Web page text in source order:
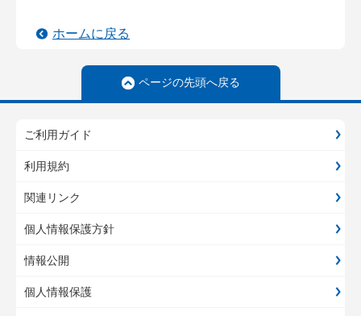
ホームに戻る
ページの先頭へ戻る
ご利用ガイド
利用規約
関連リンク
個人情報保護方針
情報公開
個人情報保護